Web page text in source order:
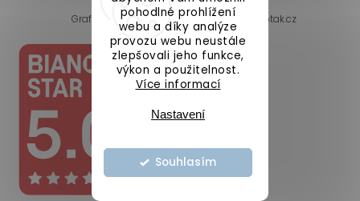
pohodlné prohlížení
webu a díky analýze
provozu webu neustále
zlepšovali jeho funkce,
výkon a použitelnost.
Více informací
Nastavení
Souhlasím
Grafický návrh vytvořil a nakódoval
Shoptak.cz